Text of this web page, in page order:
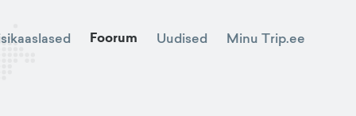
Foorum Uudised Minu Trip.ee